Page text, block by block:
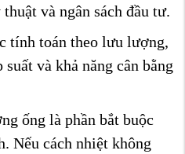
và ngân sách đầu tư.
tính toán theo lưu lượng,
và khả năng cân bằng
ống là phần bắt buộc
Nếu cách nhiệt không